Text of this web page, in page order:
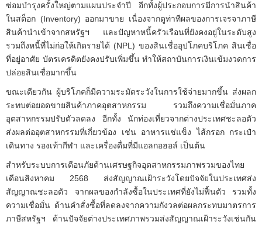
ซ่อมบำรุงครั้งใหญ่ตามแผนประจำปี อีกทั้งผู้ประกอบการมีการนำสินค้า
ในสต็อก (Inventory) ออกมาขาย เนื่องจากดูท่าทีผลของการเจรจาภาษี
สินค้านำเข้าจากสหรัฐฯ และปัญหาหนี้ครัวเรือนที่ยังคงอยู่ในระดับสูง
รวมถึงหนี้ที่ไม่ก่อให้เกิดรายได้ (NPL) ของสินเชื่ออุปโภคบริโภค สินเชื่อ
ที่อยู่อาศัย บัตรเครดิตยังคงปรับเพิ่มขึ้น ทำให้สถาบันการเงินเข้มงวดการ
ปล่อยสินเชื่อมากขึ้น
ขณะเดียวกัน ผู้บริโภคก็มีความระมัดระวังในการใช้จ่ายมากขึ้น ส่งผลก
ระทบต่อยอดขายสินค้าภาคอุตสาหกรรม รวมถึงความเชื่อมั่นภาค
อุตสาหกรรมปรับตัวลดลง อีกทั้ง นักท่องเที่ยวจากต่างประเทศชะลอตัว
ส่งผลต่ออุตสาหกรรมที่เกี่ยวข้อง เช่น อาหารแช่แข็ง ไส้กรอก กระเป๋า
เดินทาง รองเท้ากีฬา และเครื่องดื่มที่มีแอลกอฮอล์ เป็นต้น
สำหรับระบบการเตือนภัยด้านเศรษฐกิจอุตสาหกรรมภาพรวมของไทย
เดือนสิงหาคม 2568 ส่งสัญญาณเฝ้าระวังโดยปัจจัยในประเทศส่ง
สัญญาณชะลอตัว จากผลของกำลังซื้อในประเทศที่ยังไม่ฟื้นตัว รวมทั้ง
ความเชื่อมั่น ด้านคำสั่งซื้อที่ลดลงจากความกังวลต่อผลกระทบมาตรการ
ภาษีสหรัฐฯ ด้านปัจจัยต่างประเทศภาพรวมส่งสัญญาณเฝ้าระวังเช่นกัน